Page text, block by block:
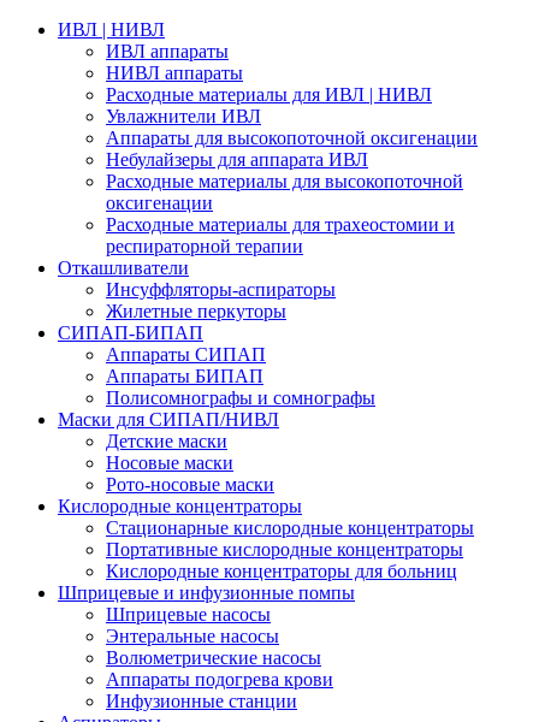
ИВЛ | НИВЛ
ИВЛ аппараты
НИВЛ аппараты
Расходные материалы для ИВЛ | НИВЛ
Увлажнители ИВЛ
Аппараты для высокопоточной оксигенации
Небулайзеры для аппарата ИВЛ
Расходные материалы для высокопоточной
оксигенации
Расходные материалы для трахеостомии и
респираторной терапии
Откашливатели
Инсуффляторы-аспираторы
Жилетные перкуторы
CИПАП-БИПАП
Аппараты СИПАП
Аппараты БИПАП
Полисомнографы и сомнографы
Маски для СИПАП/НИВЛ
Детские маски
Носовые маски
Рото-носовые маски
Кислородные концентраторы
Стационарные кислородные концентраторы
Портативные кислородные концентраторы
Кислородные концентраторы для больниц
Шприцевые и инфузионные помпы
Шприцевые насосы
Энтеральные насосы
Волюметрические насосы
Аппараты подогрева крови
Инфузионные станции